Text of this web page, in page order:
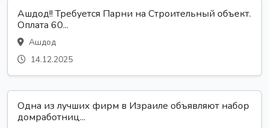
Ашдод!! Требуется Парни на Строительный объект.
Оплата 60...
Ашдод
14.12.2025
Одна из лучших фирм в Израиле объявляют набор
домработниц...